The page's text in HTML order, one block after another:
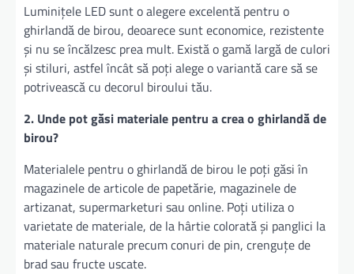
Luminițele LED sunt o alegere excelentă pentru o
ghirlandă de birou, deoarece sunt economice, rezistente
și nu se încălzesc prea mult. Există o gamă largă de culori
și stiluri, astfel încât să poți alege o variantă care să se
potrivească cu decorul biroului tău.
2. Unde pot găsi materiale pentru a crea o ghirlandă de
birou?
Materialele pentru o ghirlandă de birou le poți găsi în
magazinele de articole de papetărie, magazinele de
artizanat, supermarketuri sau online. Poți utiliza o
varietate de materiale, de la hârtie colorată și panglici la
materiale naturale precum conuri de pin, crenguțe de
brad sau fructe uscate.